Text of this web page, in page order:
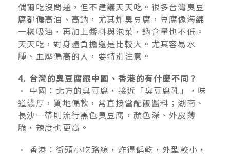
偶爾吃沒問題，但不建議天天吃。很多台灣臭豆
腐都偏高油、高鈉，尤其炸臭豆腐，豆腐像海綿
一樣吸油，再加上醬料與泡菜，鈉含量也不低。
天天吃，對身體負擔還是比較大。尤其容易水
腫、血壓偏高的人，要特別注意。
4. 台灣的臭豆腐跟中國、香港的有什麼不同？
• 中國：北方的臭豆腐，接近「臭豆腐乳」，味
道濃厚，質地偏軟，常直接當配飯醬料；湖南、
長沙一帶則流行黑色臭豆腐，顏色深、外皮薄
脆，辣度也更高。
• 香港：街頭小吃路線，炸得偏乾，外型較小，